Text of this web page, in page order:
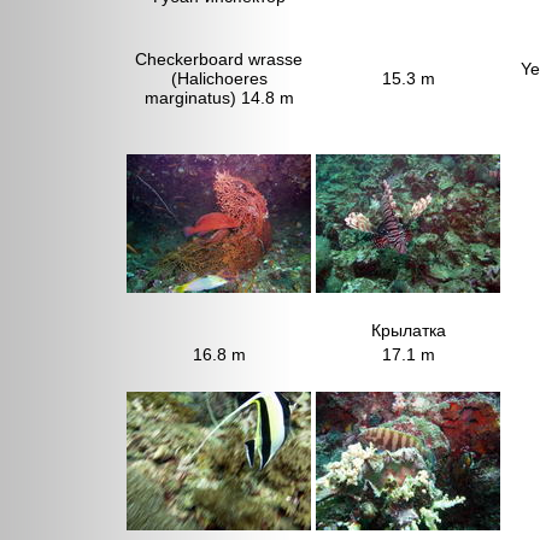
Checkerboard wrasse
(Halichoeres
marginatus) 14.8 m
15.3 m
Крылатка
16.8 m
17.1 m